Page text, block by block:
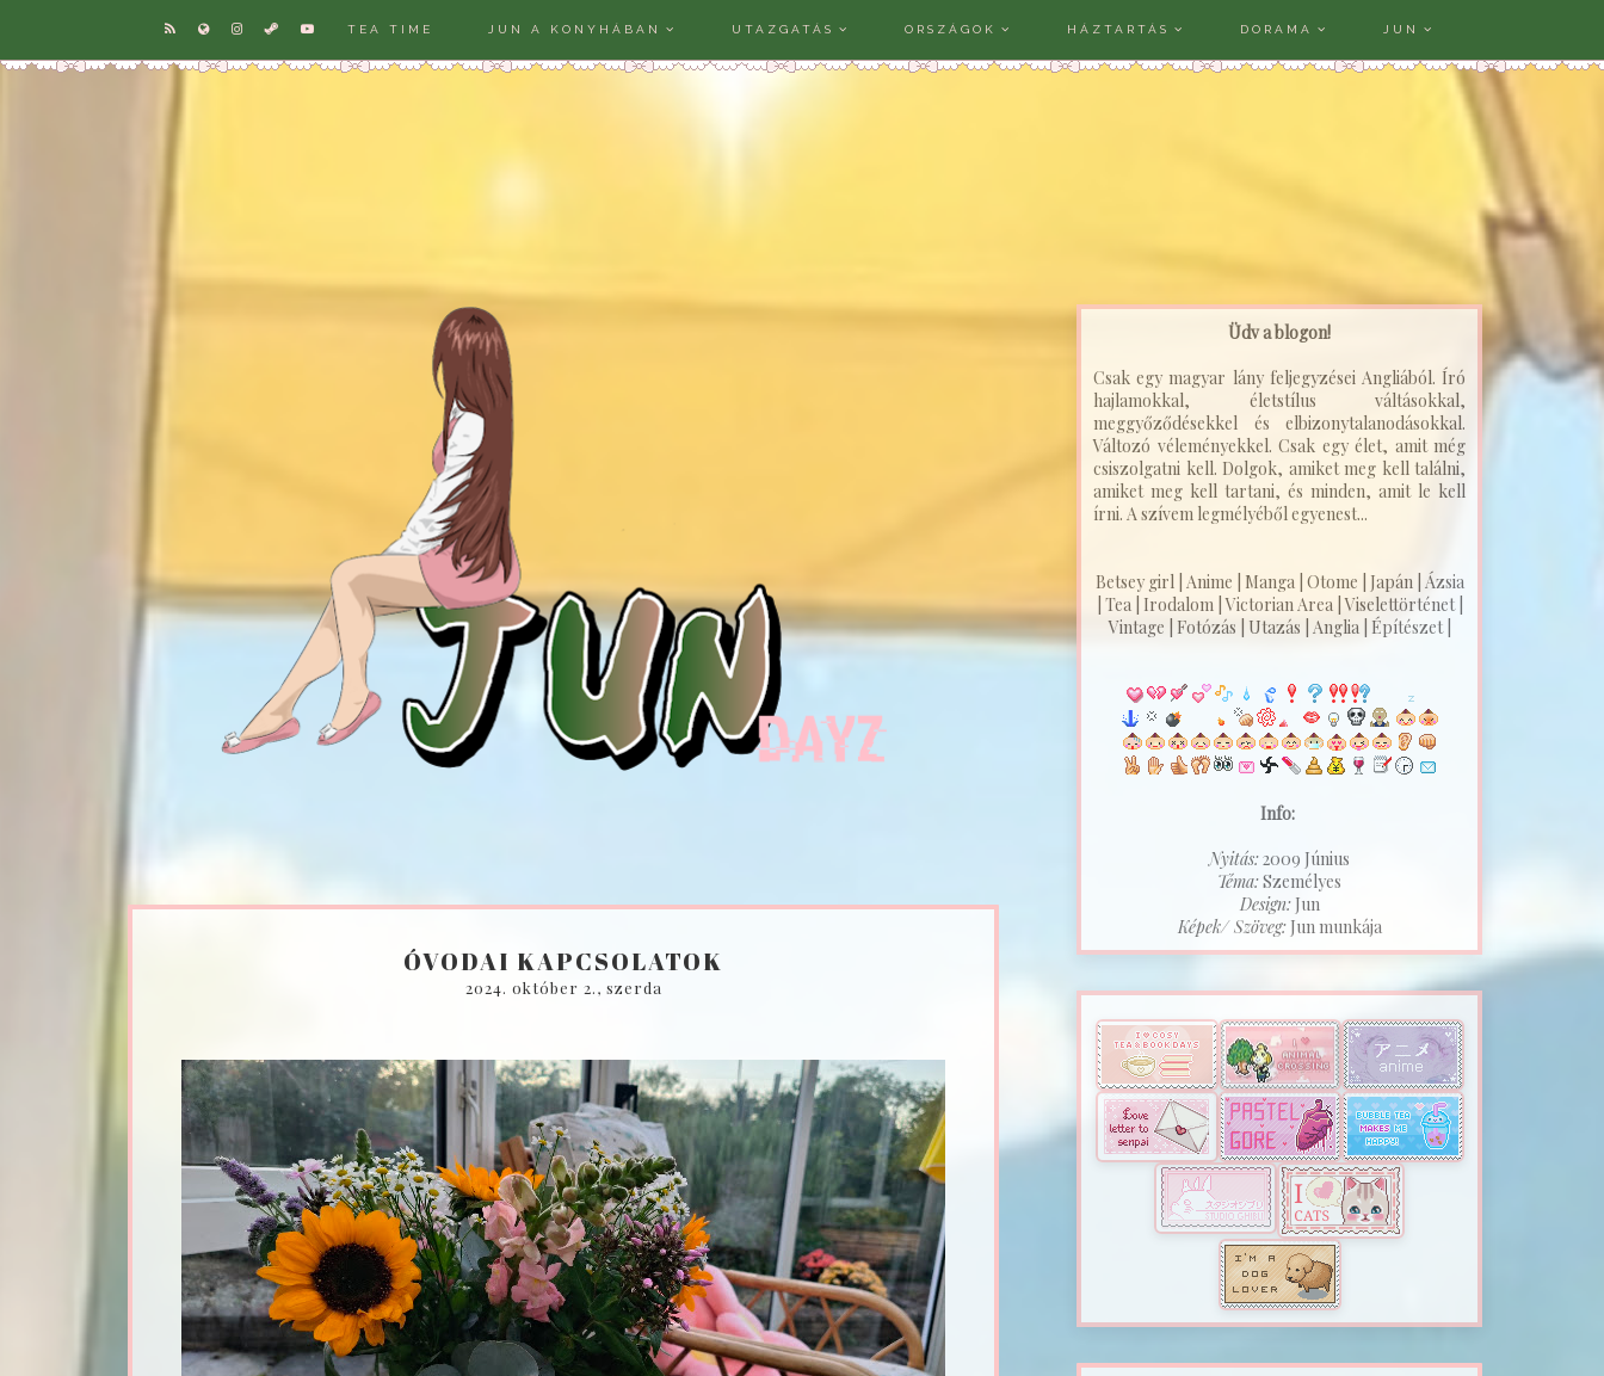
TEA TIME JUN A KONYHÁBAN UTAZGATÁS ORSZÁGOK HÁZTARTÁS DORAMA JUN
ÓVODAI KAPCSOLATOK
2024. október 2., szerda
Üdv a blogon!
Csak egy magyar lány feljegyzései Angliából. Író
hajlamokkal, életstílus váltásokkal,
meggyőződésekkel és elbizonytalanodásokkal.
Változó véleményekkel. Csak egy élet, amit még
csiszolgatni kell. Dolgok, amiket meg kell találni,
amiket meg kell tartani, és minden, amit le kell
írni. A szívem legmélyéből egyenest...
Betsey girl | Anime | Manga | Otome | Japán | Ázsia
| Tea | Irodalom | Victorian Area | Viselettörténet |
Vintage | Fotózás | Utazás | Anglia | Építészet |
Info:
Nyitás:2009 Június
Téma:Személyes
Design:Jun
Képek/ Szöveg:Jun munkája